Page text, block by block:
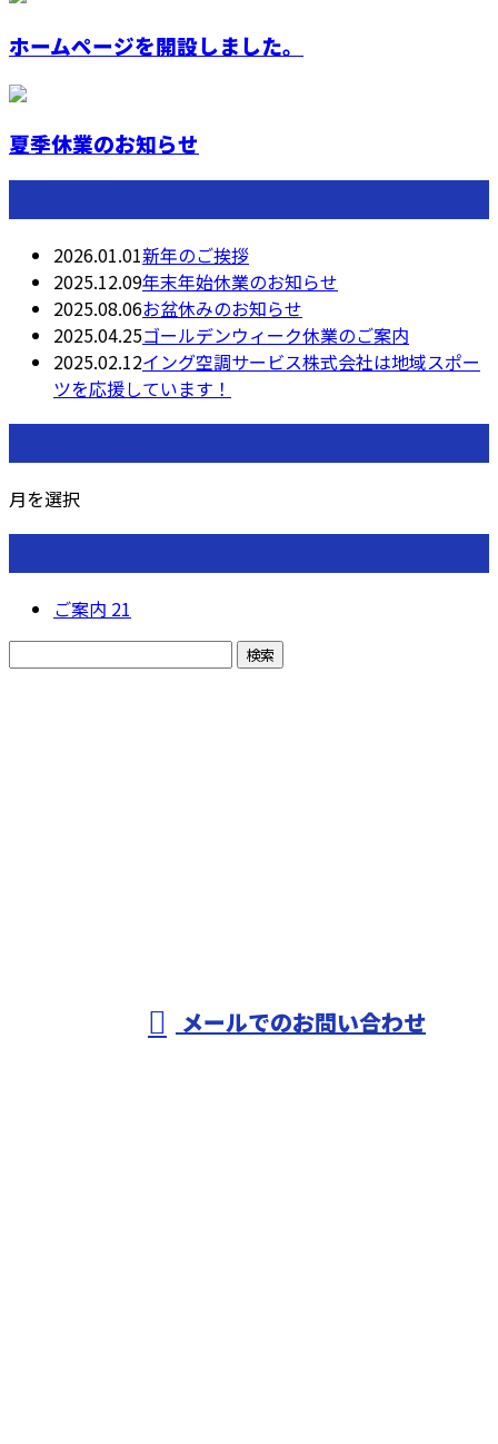
ホームページを開設しました。
夏季休業のお知らせ
2026.01.01新年のご挨拶
2025.12.09年末年始休業のお知らせ
2025.08.06お盆休みのお知らせ
2025.04.25ゴールデンウィーク休業のご案内
2025.02.12イング空調サービス株式会社は地域スポー
ツを応援しています！
月を選択
ご案内 21
メールでのお問い合わせ